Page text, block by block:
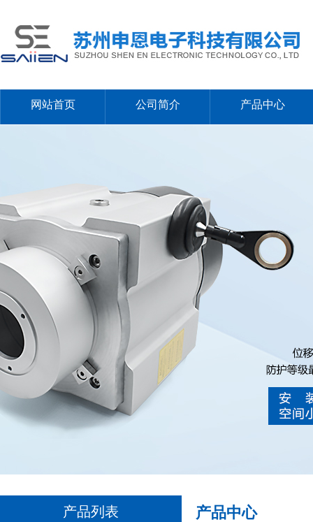
网站首页 公司简介 产品中心
产品列表 产品中心